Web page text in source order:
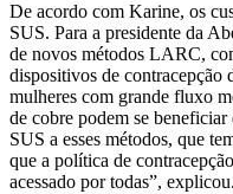
De acordo com Karine, os
SUS. Para a presidente da
de novos métodos LARC,
dispositivos de contracepção
mulheres com grande fluxo
de cobre podem se beneficiar
SUS a esses métodos, que
que a política de
acessado por todas”, explicou.